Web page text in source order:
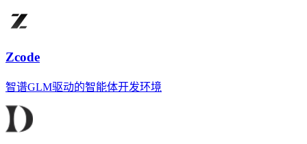
Zcode
智谱GLM驱动的智能体开发环境